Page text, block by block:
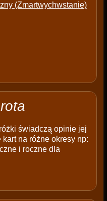
(Zmartwychwstanie)
świadczą opinie jej
kart na różne okresy np:
i roczne dla